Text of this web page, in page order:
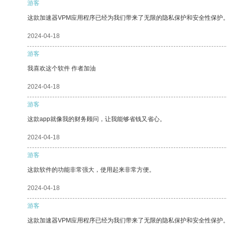
游客
这款加速器VPM应用程序已经为我们带来了无限的隐私保护和安全性保护
2024-04-18
游客
我喜欢这个软件 作者加油
2024-04-18
游客
这款app就像我的财务顾问，让我能够省钱又省心。
2024-04-18
游客
这款软件的功能非常强大，使用起来非常方便。
2024-04-18
游客
这款加速器VPM应用程序已经为我们带来了无限的隐私保护和安全性保护